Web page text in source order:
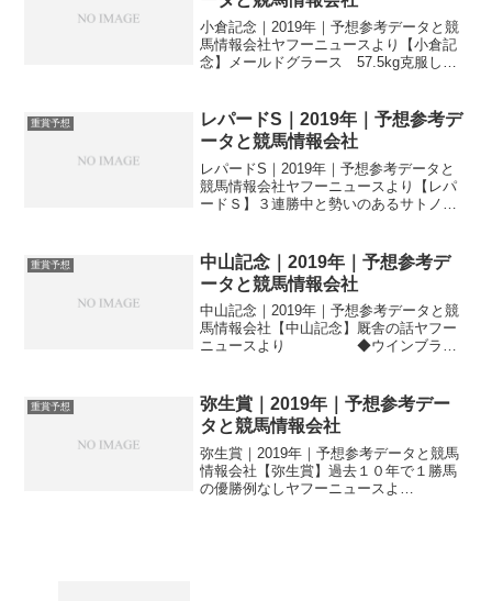
小倉記念｜2019年｜予想参考データと競
馬情報会社ヤフーニュースより【小倉記
念】メールドグラース 57.5kg克服し重
2000m)。小倉競馬場で施行される重賞競
走...
重賞予想
レパードS｜2019年｜予想参考デ
ータと競馬情報会社
レパードS｜2019年｜予想参考データと
競馬情報会社ヤフーニュースより【レパ
ードＳ】３連勝中と勢いのあるサトノギ
2000m)。小倉競馬場で施行される重賞競
走では、最も...
重賞予想
中山記念｜2019年｜予想参考デ
ータと競馬情報会社
中山記念｜2019年｜予想参考データと競
馬情報会社【中山記念】厩舎の話ヤフー
ニュースより ◆ウインブライ
◆エポカドーロ・藤原英師 「昨秋は疲
れもあった気がする。...
重賞予想
弥生賞｜2019年｜予想参考デー
タと競馬情報会社
弥生賞｜2019年｜予想参考データと競馬
情報会社【弥生賞】過去１０年で１勝馬
の優勝例なしヤフーニュースよ